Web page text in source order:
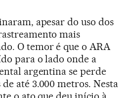
apesar do uso dos
mais
O temor é que o ARA
para o lado onde a
argentina se perde
até 3.000 metros. Nesta